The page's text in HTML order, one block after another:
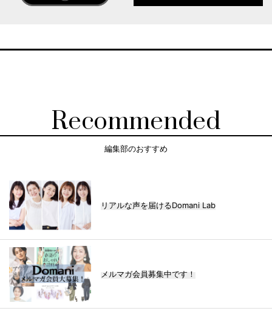
Recommended
編集部のおすすめ
リアルな声を届けるDomani Lab
メルマガ会員募集中です！